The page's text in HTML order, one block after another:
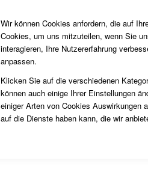
Wir können Cookies anfordern, die auf
Cookies, um uns mitzuteilen, wenn Sie
interagieren, Ihre Nutzererfahrung
anpassen.
Klicken Sie auf die verschiedenen
können auch einige Ihrer Einstellungen
einiger Arten von Cookies Auswirkungen
auf die Dienste haben kann, die wir